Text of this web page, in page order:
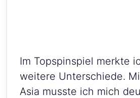
Im Topspinspiel merkte
weitere Unterschiede.
Asia musste ich mich